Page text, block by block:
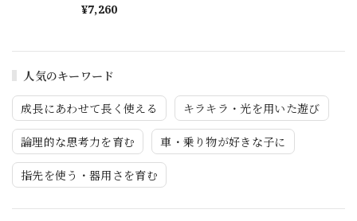
人気のキーワード
成長にあわせて長く使える キラキラ・光を用いた遊び
論理的な思考力を育む 車・乗り物が好きな子に
指先を使う・器用さを育む
¥7,260